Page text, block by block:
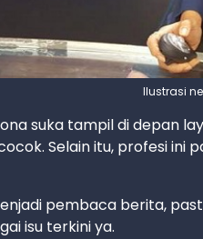
Ilustrasi
suka tampil di depan
Selain itu, profesi ini
pembaca berita,
isu terkini ya.